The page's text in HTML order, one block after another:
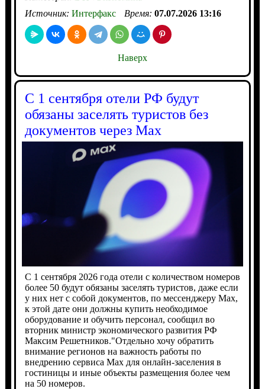
Источник: Интерфакс Время: 07.07.2026 13:16
Наверх
С 1 сентября отели РФ будут
обязаны заселять туристов без
документов через Max
С 1 сентября 2026 года отели с количеством номеров
более 50 будут обязаны заселять туристов, даже если
у них нет с собой документов, по мессенджеру Max,
к этой дате они должны купить необходимое
оборудование и обучить персонал, сообщил во
вторник министр экономического развития РФ
Максим Решетников."Отдельно хочу обратить
внимание регионов на важность работы по
внедрению сервиса Max для онлайн-заселения в
гостиницы и иные объекты размещения более чем
на 50 номеров.